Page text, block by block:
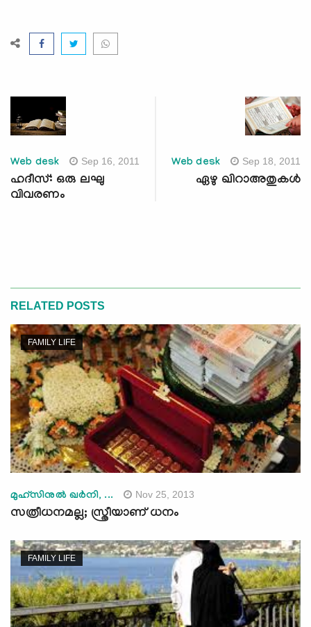
Web desk Sep 16, 2011
ഹദീസ്: ഒരു ലഘു
വിവരണം
Web desk Sep 18, 2011
ഏഴു ഖിറാഅതുകള്‍
RELATED POSTS
FAMILY LIFE
മുഹ്സിനുല്‍ ഖര്‍നി, ... Nov 25, 2013
സത്രീധനമല്ല; സ്ത്രീയാണ് ധനം
FAMILY LIFE